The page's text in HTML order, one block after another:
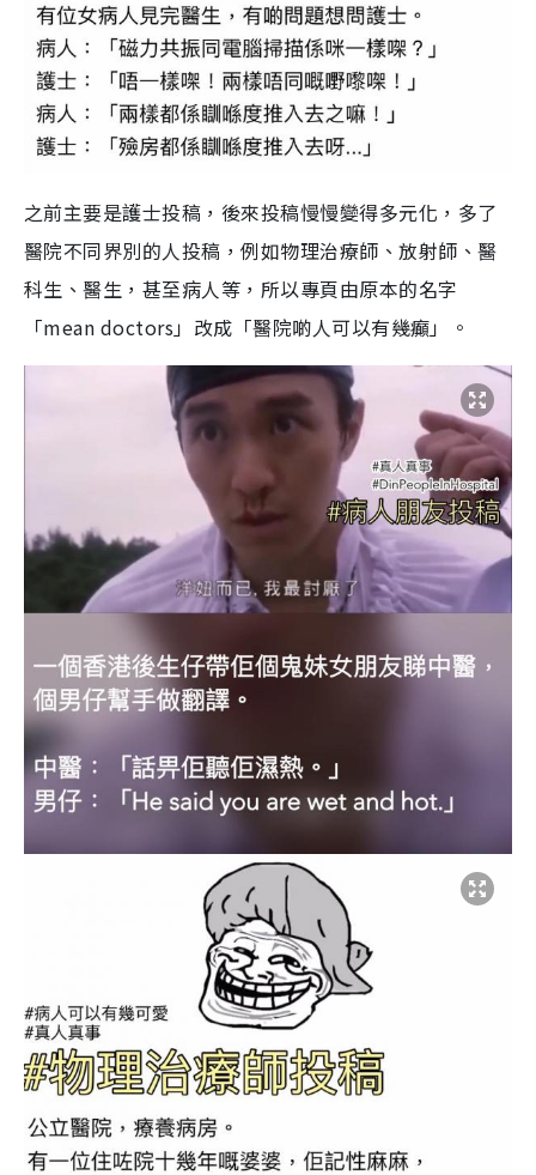
之前主要是護士投稿，後來投稿慢慢變得多元化，多了
醫院不同界別的人投稿，例如物理治療師、放射師、醫
科生、醫生，甚至病人等，所以專頁由原本的名字
「mean doctors」改成「醫院啲人可以有幾癲」。